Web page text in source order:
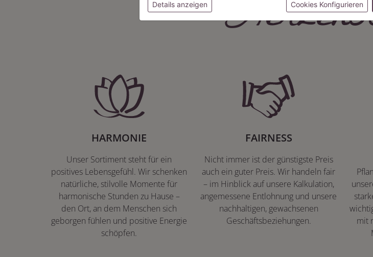
HARMONIE
Unser Sortiment steht für ein
positives Lebensgefühl. Wir schenken
natürliche, stilvolle Momente für
harmonische Stunden zu Hause –
den Ort, an dem Menschen sich
geborgen fühlen und positive Energie
schöpfen.
FAIRNESS
Nicht immer ist der günstigste Preis
auch ein guter Preis. Wir handeln fair
– im Hinblick auf unsere Kalkulation,
angemessene Entlohnung und unsere
nachhaltigen, gewachsenen
Geschäftsbeziehungen.
mit
Details anzeigen Cookies Konfigurieren